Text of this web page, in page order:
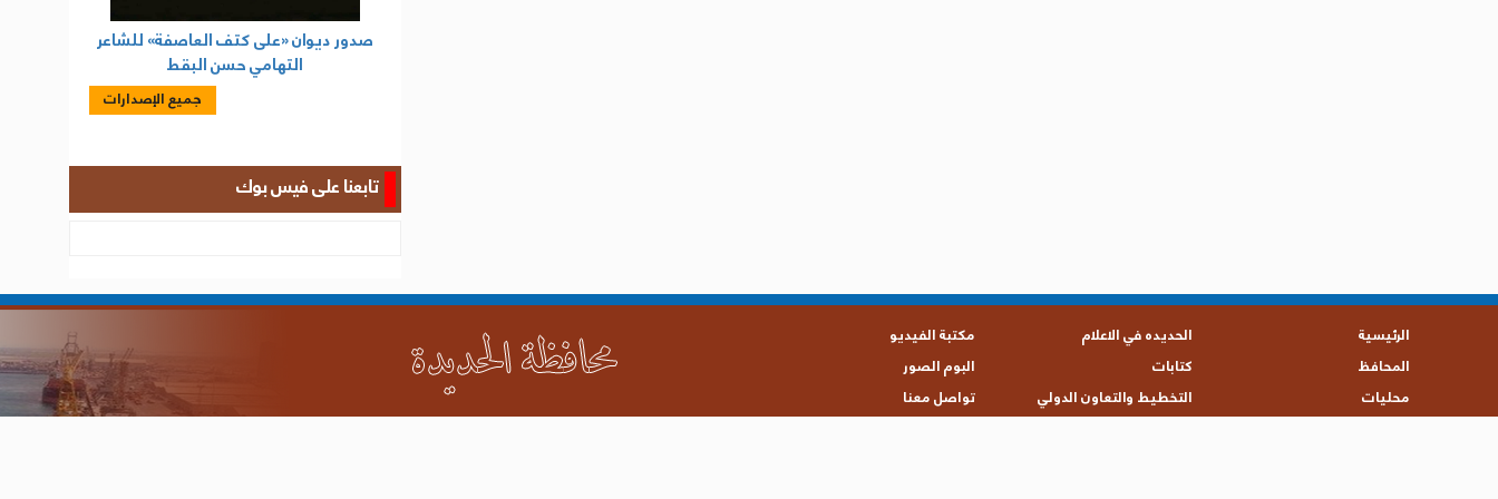
صدور ديوان «على كتف العاصفة» للشاعر
التهامي حسن البقط
جميع الإصدارات
تابعنا على فيس بوك
الرئيسية
المحافظ
محليات
الحديده في الاعلام
كتابات
التخطيط والتعاون الدولي
مكتبة الفيديو
البوم الصور
تواصل معنا